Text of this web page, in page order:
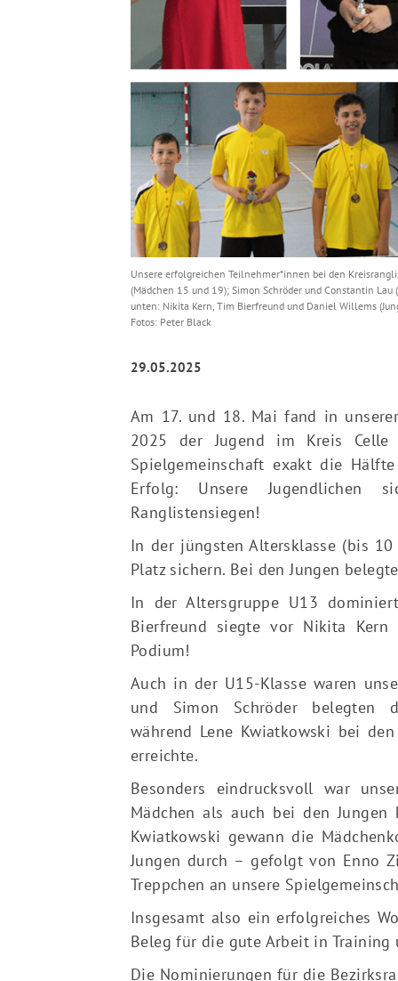
Unsere erfolgreichen Teilnehmer*innen bei den
(Mädchen 15 und 19); Simon Schröder und Constantin Lau
unten: Nikita Kern, Tim Bierfreund und Daniel Willems
Fotos: Peter Black
29.05.2025
Am 17. und 18. Mai fand in
2025 der Jugend im Kreis
Spielgemeinschaft exakt die
Erfolg: Unsere Jugendlichen
Ranglistensiegen!
In der jüngsten Altersklasse (bis
Platz sichern. Bei den Jungen
In der Altersgruppe U13
Bierfreund siegte vor Nikita
Podium!
Auch in der U15-Klasse waren
und Simon Schröder belegten
während Lene Kwiatkowski bei
erreichte.
Besonders eindrucksvoll war
Mädchen als auch bei den
Kwiatkowski gewann die
Jungen durch – gefolgt von Enno
Treppchen an unsere
Insgesamt also ein erfolgreiches
Beleg für die gute Arbeit in Training
Die Nominierungen für die